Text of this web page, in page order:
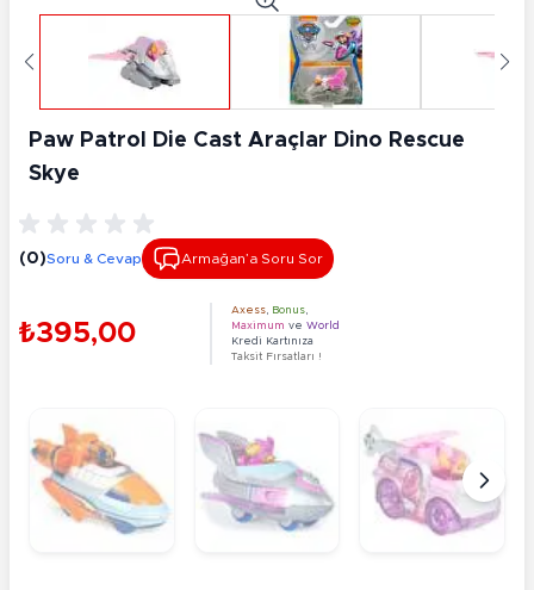
Paw Patrol Die Cast Araçlar Dino Rescue
Skye
(0)Soru & Cevap Armağan’a Soru Sor
₺395,00
Axess Bonus
Maximum ve World
Kredi Kartınıza
Taksit Fırsatları !